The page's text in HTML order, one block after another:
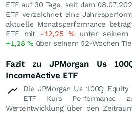
ETF auf 30 Tage, seit dem
ETF verzeichnet eine
aktuelle Monatsperformance
ETF mit -12,25 %unter seinem
+1,28%über seinem 52-Wochen
Fazit zu JPMorgan Us
IncomeActive ETF
Die JPMorgan Us 100Q
ETF Kurs Performance
Wertentwicklung über den